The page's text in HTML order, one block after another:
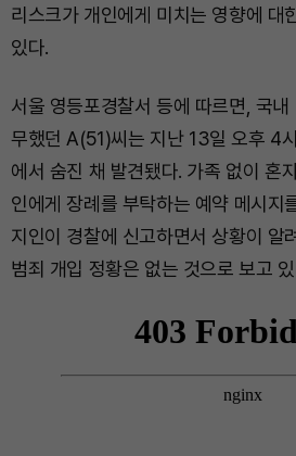
리스크가 개인에게 미치는 영향에 대
있다.
서울 영등포경찰서 등에 따르면, 국
무했던 A(51)씨는 지난 13일 오후 4
에서 숨진 채 발견됐다. 가족 없이 혼
인에게 장례를 부탁하는 예약 메시지
지인이 경찰에 신고하면서 상황이 알
범죄 개입 정황은 없는 것으로 보고